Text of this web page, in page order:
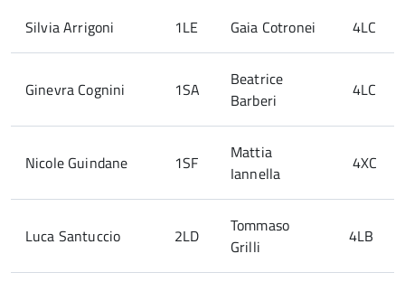
Silvia Arrigoni 1LE Gaia Cotronei 4LC
Ginevra Cognini 1SA
Beatrice
Barberi
4LC
Nicole Guindane 1SF
Mattia
Iannella
4XC
Luca Santuccio 2LD
Tommaso
Grilli
4LB